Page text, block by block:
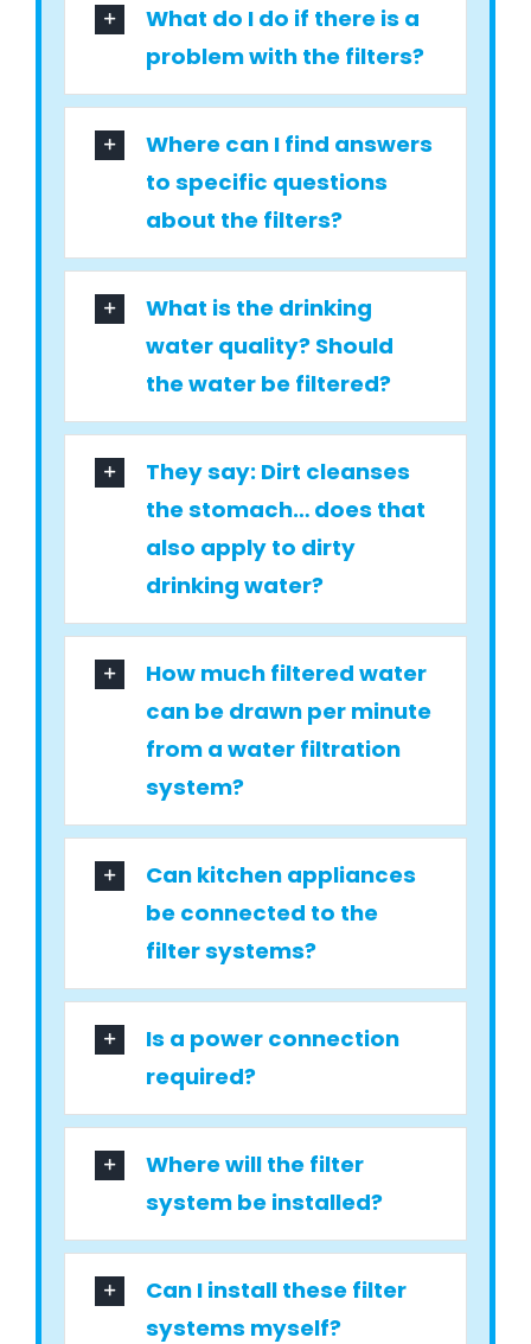
What do I do if there is a
problem with the filters?
Where can I find answers
to specific questions
about the filters?
What is the drinking
water quality? Should
the water be filtered?
They say: Dirt cleanses
the stomach… does that
also apply to dirty
drinking water?
How much filtered water
can be drawn per minute
from a water filtration
system?
Can kitchen appliances
be connected to the
filter systems?
Is a power connection
required?
Where will the filter
system be installed?
Can I install these filter
systems myself?